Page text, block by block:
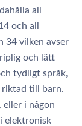
all
och all
34 vilken avser
och lätt
tydligt språk,
till barn.
eller i någon
elektronisk